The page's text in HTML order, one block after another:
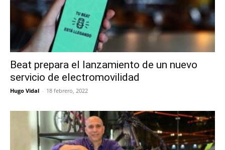
Beat prepara el lanzamiento de un nuevo
servicio de electromovilidad
Hugo Vidal - 18 febrero, 2022